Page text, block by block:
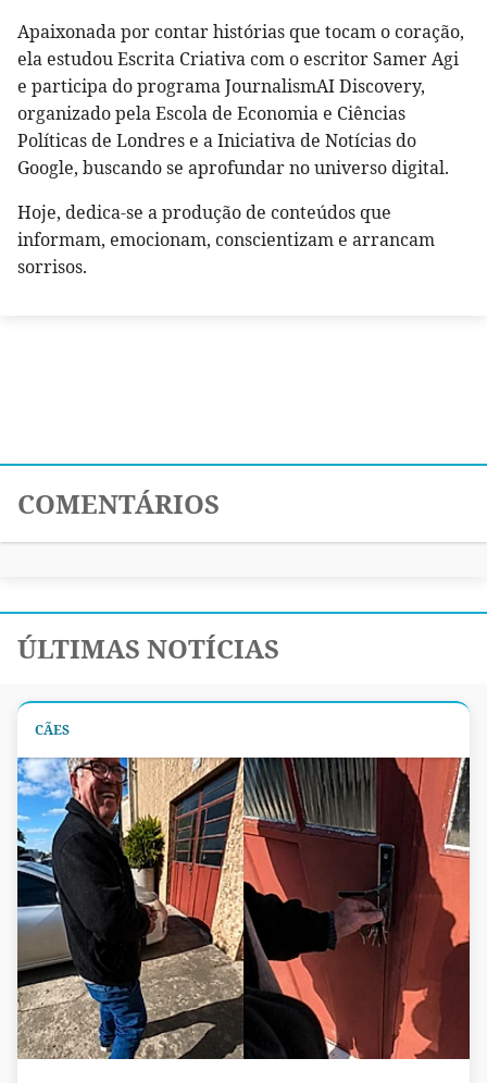
Apaixonada por contar histórias que tocam o coração,
ela estudou Escrita Criativa com o escritor Samer Agi
e participa do programa JournalismAI Discovery,
organizado pela Escola de Economia e Ciências
Políticas de Londres e a Iniciativa de Notícias do
Google, buscando se aprofundar no universo digital.
Hoje, dedica-se a produção de conteúdos que
informam, emocionam, conscientizam e arrancam
sorrisos.
COMENTÁRIOS
ÚLTIMAS NOTÍCIAS
CÃES